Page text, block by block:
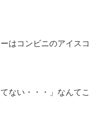
はコンビニのアイスコ
ない・・・」なんてこ